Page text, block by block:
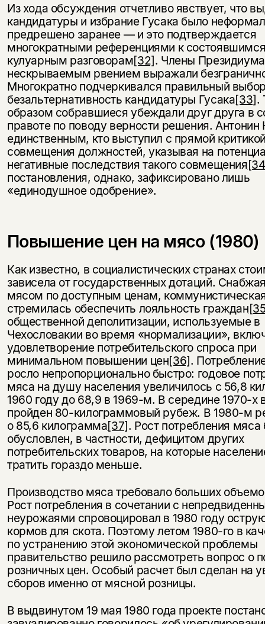
Из хода обсуждения отчетливо явствует, что
кандидатуры и избрание Гусака было
предрешено заранее — и это подтверждается
многократными референциями к
кулуарным разговорам[32]. Члены
нескрываемым рвением выражали
Многократно подчеркивался правильный
безальтернативность кандидатуры Гусака[33].
образом собравшиеся убеждали друг друга в
правоте по поводу верности решения. Антонин
единственным, кто выступил с прямой
совмещения должностей, указывая на
негативные последствия такого совмещения
постановления, однако, зафиксировано лишь
«единодушное одобрение».
Повышение цен на мясо (1980)
Как известно, в социалистических странах
зависела от государственных дотаций.
мясом по доступным ценам,
стремилась обеспечить лояльность граждан
общественной деполитизации, используемые в
Чехословакии во время «нормализации»,
удовлетворение потребительского спроса при
минимальном повышении цен[36].
росло непропорционально быстро: годовое
мяса на душу населения увеличилось с 56,8
1960 году до 68,9 в 1969-м. В середине 1970-х
пройден 80-килограммовый рубеж. В 1980-м
о 85,6 килограмма[37]. Рост потребления мяса
обусловлен, в частности, дефицитом других
потребительских товаров, на которые
тратить гораздо меньше.
Производство мяса требовало больших
Рост потребления в сочетании с
неурожаями спровоцировал в 1980 году
кормов для скота. Поэтому летом 1980-го в
по устранению этой экономической проблемы
правительство решило рассмотреть вопрос о
розничных цен. Особый расчет был сделан на
сборов именно от мясной розницы.
В выдвинутом 19 мая 1980 года проекте
Подписка на рассылку
Раз в неделю мы отправляем рассылку
о книгах и событиях «НЛО».
За подписку дарим промокод на
скидку 15%
Я соглашаюсь сПолитикой конфиденциальности
подписаться
Этой книги временно
Вы можете подписаться на
уведомления, и при поступлении книги
на склад получить письмо на указанный
электронный адрес.
Я соглашаюсь с Политикой конфиденциальности
подписаться
Эта книга
не предназначена для
несовершеннолетних
Скажите, пожалуйста,
вам уже исполнилось 18 лет?
да
нет, вернуться назад